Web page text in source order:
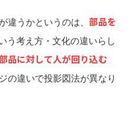
違うかというのは、 部品を
う考え方・文化の違いらし
品に対して人が回り込む
の違いで投影図法が異なり